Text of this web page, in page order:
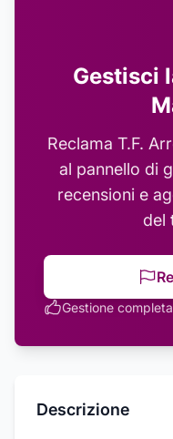
Gestisci
Reclama T.F.
al pannello di
recensioni e
del
Gestione completa
Descrizione